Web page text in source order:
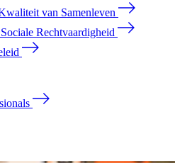
van Samenleven
Rechtvaardigheid